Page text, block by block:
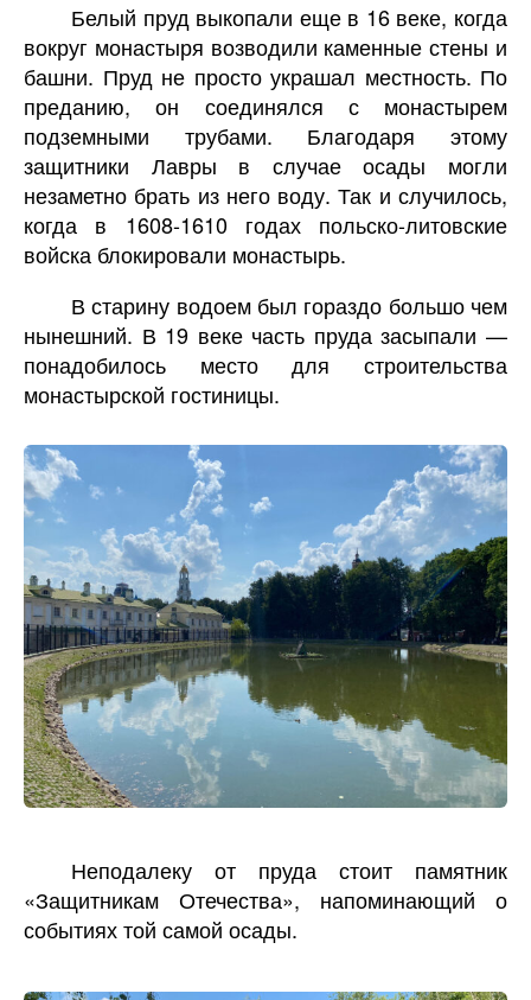
Белый пруд выкопали еще в 16 веке, когда
вокруг монастыря возводили каменные стены и
башни. Пруд не просто украшал местность. По
преданию, он соединялся с монастырем
подземными трубами. Благодаря этому
защитники Лавры в случае осады могли
незаметно брать из него воду. Так и случилось,
когда в 1608-1610 годах польско-литовские
войска блокировали монастырь.
В старину водоем был гораздо большо чем
нынешний. В 19 веке часть пруда засыпали —
понадобилось место для строительства
монастырской гостиницы.
Неподалеку от пруда стоит памятник
«Защитникам Отечества», напоминающий о
событиях той самой осады.